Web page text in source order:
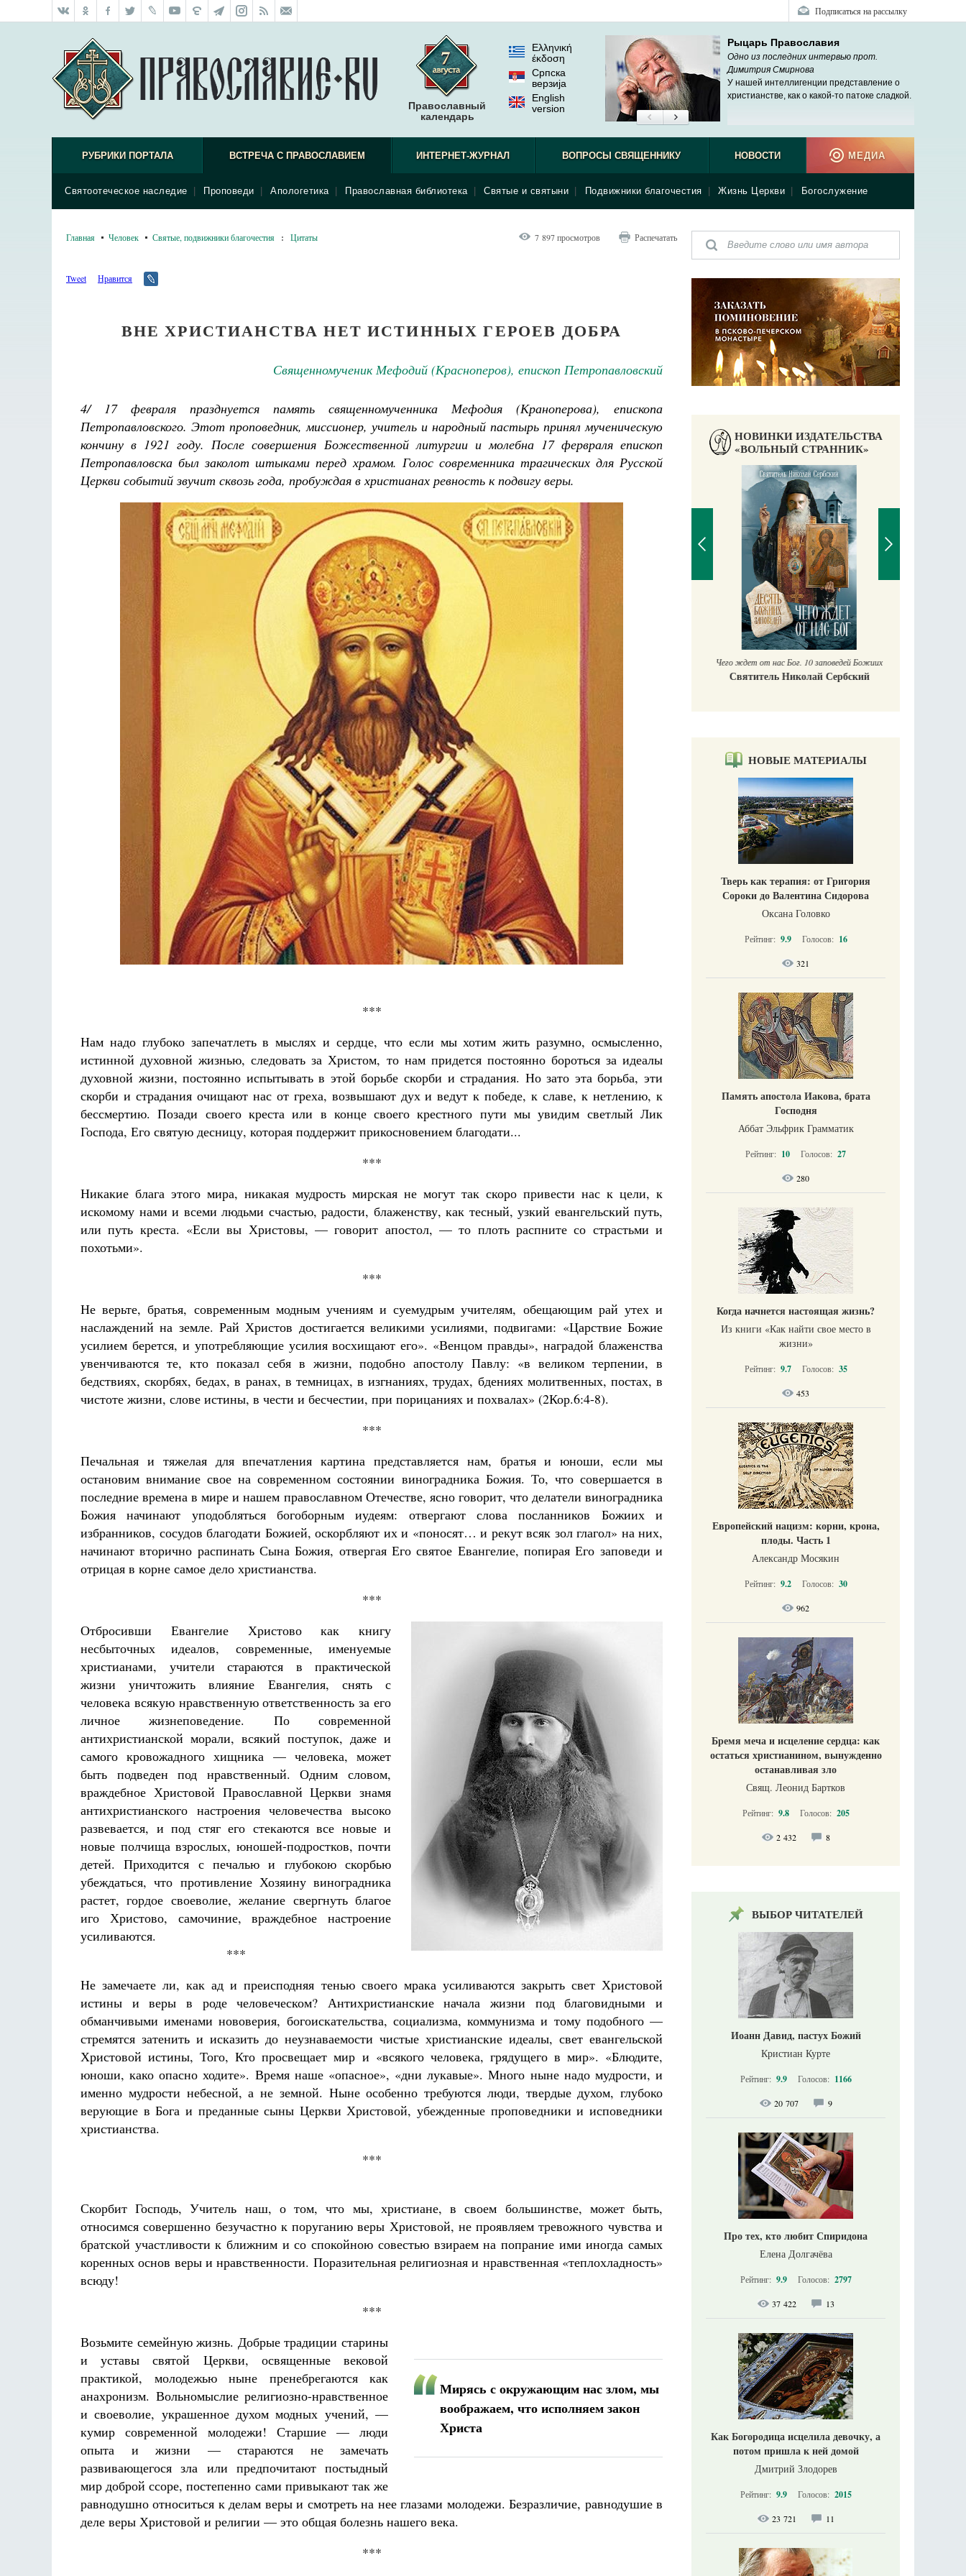
Подписаться на рассылку
Православный
календарь
Ελληνική
έκδοση
Српска
верзиjа
English
version
Рыцарь Православия
Одно из последних интервью прот.
Димитрия Смирнова
У нашей интеллигенции представление о
христианстве, как о какой-то патоке сладкой.
РУБРИКИ ПОРТАЛА ВСТРЕЧА С ПРАВОСЛАВИЕМ
Святоотеческое наследие Проповеди Апологетика Православная библиотека Святые и святыни Подвижники благочестия Жизнь Церкви Богослужение
ИНТЕРНЕТ-ЖУРНАЛ ВОПРОСЫ СВЯЩЕННИКУ НОВОСТИ МЕДИА
Главная Человек Святые, подвижники благочестия : Цитаты 7 897 просмотров Распечатать
Tweet Нравится
ВНЕ ХРИСТИАНСТВА НЕТ ИСТИННЫХ ГЕРОЕВ ДОБРА
Священномученик Мефодий (Красноперов), епископ Петропавловский
4/ 17 февраля празднуется память священномученника Мефодия (Краноперова), епископа
Петропавловского. Этот проповедник, миссионер, учитель и народный пастырь принял мученическую
кончину в 1921 году. После совершения Божественной литургии и молебна 17 фервраля епископ
Петропавловска был заколот штыками перед храмом. Голос современника трагических для Русской
Церкви событий звучит сквозь года, пробуждая в христианах ревность к подвигу веры.
***
Нам надо глубоко запечатлеть в мыслях и сердце, что если мы хотим жить разумно, осмысленно,
истинной духовной жизнью, следовать за Христом, то нам придется постоянно бороться за идеалы
духовной жизни, постоянно испытывать в этой борьбе скорби и страдания. Но зато эта борьба, эти
скорби и страдания очищают нас от греха, возвышают дух и ведут к победе, к славе, к нетлению, к
бессмертию. Позади своего креста или в конце своего крестного пути мы увидим светлый Лик
Господа, Его святую десницу, которая поддержит прикосновением благодати...
***
Никакие блага этого мира, никакая мудрость мирская не могут так скоро привести нас к цели, к
искомому нами и всеми людьми счастью, радости, блаженству, как тесный, узкий евангельский путь,
или путь креста. «Если вы Христовы, — говорит апостол, — то плоть распните со страстьми и
похотьми».
***
Не верьте, братья, современным модным учениям и суемудрым учителям, обещающим рай утех и
наслаждений на земле. Рай Христов достигается великими усилиями, подвигами: «Царствие Божие
усилием берется, и употребляющие усилия восхищают его». «Венцом правды», наградой блаженства
увенчиваются те, кто показал себя в жизни, подобно апостолу Павлу: «в великом терпении, в
бедствиях, скорбях, бедах, в ранах, в темницах, в изгнаниях, трудах, бдениях молитвенных, постах, в
чистоте жизни, слове истины, в чести и бесчестии, при порицаниях и похвалах» (2Кор.6:4-8).
***
Печальная и тяжелая для впечатления картина представляется нам, братья и юноши, если мы
остановим внимание свое на современном состоянии виноградника Божия. То, что совершается в
последние времена в мире и нашем православном Отечестве, ясно говорит, что делатели виноградника
Божия начинают уподобляться богоборным иудеям: отвергают слова посланников Божиих и
избранников, сосудов благодати Божией, оскорбляют их и «поносят… и рекут всяк зол глагол» на них,
начинают вторично распинать Сына Божия, отвергая Его святое Евангелие, попирая Его заповеди и
отрицая в корне самое дело христианства.
***
Отбросивши Евангелие Христово как книгу
несбыточных идеалов, современные, именуемые
христианами, учители стараются в практической
жизни уничтожить влияние Евангелия, снять с
человека всякую нравственную ответственность за его
личное жизнеповедение. По современной
антихристианской морали, всякий поступок, даже и
самого кровожадного хищника — человека, может
быть подведен под нравственный. Одним словом,
враждебное Христовой Православной Церкви знамя
антихристианского настроения человечества высоко
развевается, и под стяг его стекаются все новые и
новые полчища взрослых, юношей-подростков, почти
детей. Приходится с печалью и глубокою скорбью
убеждаться, что противление Хозяину виноградника
растет, гордое своеволие, желание свергнуть благое
иго Христово, самочиние, враждебное настроение
усиливаются.
***
Не замечаете ли, как ад и преисподняя тенью своего мрака усиливаются закрыть свет Христовой
истины и веры в роде человеческом? Антихристианские начала жизни под благовидными и
обманчивыми именами нововерия, богоискательства, социализма, коммунизма и тому подобного —
стремятся затенить и исказить до неузнаваемости чистые христианские идеалы, свет евангельской
Христовой истины, Того, Кто просвещает мир и «всякого человека, грядущего в мир». «Блюдите,
юноши, како опасно ходите». Время наше «опасное», «дни лукавые». Много ныне надо мудрости, и
именно мудрости небесной, а не земной. Ныне особенно требуются люди, твердые духом, глубоко
верующие в Бога и преданные сыны Церкви Христовой, убежденные проповедники и исповедники
христианства.
***
Скорбит Господь, Учитель наш, о том, что мы, христиане, в своем большинстве, может быть,
относимся совершенно безучастно к поруганию веры Христовой, не проявляем тревожного чувства и
братской участливости к ближним и со спокойною совестью взираем на попрание ими иногда самых
коренных основ веры и нравственности. Поразительная религиозная и нравственная «теплохладность»
всюду!
***
Мирясь с окружающим нас злом, мы
воображаем, что исполняем закон
Христа
Возьмите семейную жизнь. Добрые традиции старины
и уставы святой Церкви, освященные вековой
практикой, молодежью ныне пренебрегаются как
анахронизм. Вольномыслие религиозно-нравственное
и своеволие, украшенное духом модных учений, —
кумир современной молодежи! Старшие — люди
опыта и жизни — стараются не замечать
развивающегося зла или предпочитают постыдный
мир доброй ссоре, постепенно сами привыкают так же
равнодушно относиться к делам веры и смотреть на нее глазами молодежи. Безразличие, равнодушие в
деле веры Христовой и религии — это общая болезнь нашего века.
***
НОВИНКИ ИЗДАТЕЛЬСТВА
«ВОЛЬНЫЙ СТРАННИК»
Разлуки не будет
Фредерика де Грааф Как найти своё место в жизни
Кирилл Мурышев
святого
Роман Котов Чего ждет от нас Бог. 10 заповедей Божиих
Святитель Николай Сербский
НОВЫЕ МАТЕРИАЛЫ
Тверь как терапия: от Григория
Сороки до Валентина Сидорова
Оксана Головко
Рейтинг: 9.9 Голосов: 16
321
Память апостола Иакова, брата
Господня
Аббат Эльфрик Грамматик
Рейтинг: 10 Голосов: 27
280
Когда начнется настоящая жизнь?
Из книги «Как найти свое место в
жизни​»
Рейтинг: 9.7 Голосов: 35
453
Европейский нацизм: корни, крона,
плоды. Часть 1
Александр Мосякин
Рейтинг: 9.2 Голосов: 30
962
Бремя меча и исцеление сердца: как
остаться христианином, вынужденно
останавливая зло
Свящ. Леонид Бартков
Рейтинг: 9.8 Голосов: 205
2 432 8
ВЫБОР ЧИТАТЕЛЕЙ
Иоанн Давид, пастух Божий
Кристиан Курте
Рейтинг: 9.9 Голосов: 1166
20 707 9
Про тех, кто любит Спиридона
Елена Долгачёва
Рейтинг: 9.9 Голосов: 2797
37 422 13
Как Богородица исцелила девочку, а
потом пришла к ней домой
Дмитрий Злодорев
Рейтинг: 9.9 Голосов: 2015
23 721 11